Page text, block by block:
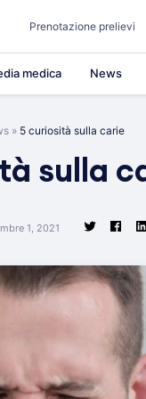
Prenotazione prelievi
medica News
» 5 curiosità sulla carie
sulla
1, 2021